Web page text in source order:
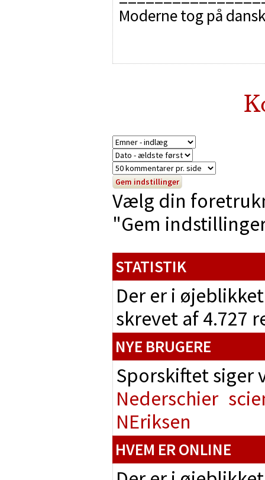
Moderne tog på
Vælg din
"Gem
STATISTIK
Der er i
skrevet af 4.727
NYE BRUGERE
Sporskiftet
Nederschier
NEriksen
HVEM ER ONLINE